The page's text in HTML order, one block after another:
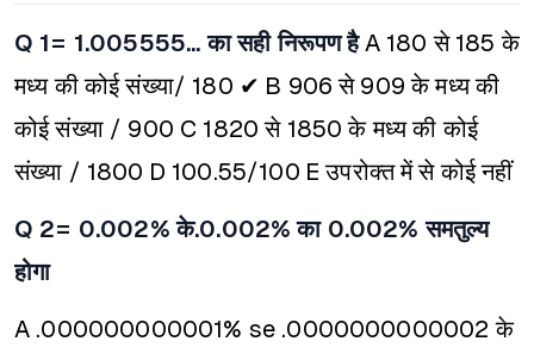
Q 1= 1.005555... का सही निरूपण है A 180 से 185 के
मध्य की कोई संख्या/ 180 ✔ B 906 से 909 के मध्य की
कोई संख्या / 900 C 1820 से 1850 के मध्य की कोई
संख्या / 1800 D 100.55/100 E उपरोक्त में से कोई नहीं
Q 2= 0.002% के.0.002% का 0.002% समतुल्य
होगा
A .000000000001% se .0000000000002 के